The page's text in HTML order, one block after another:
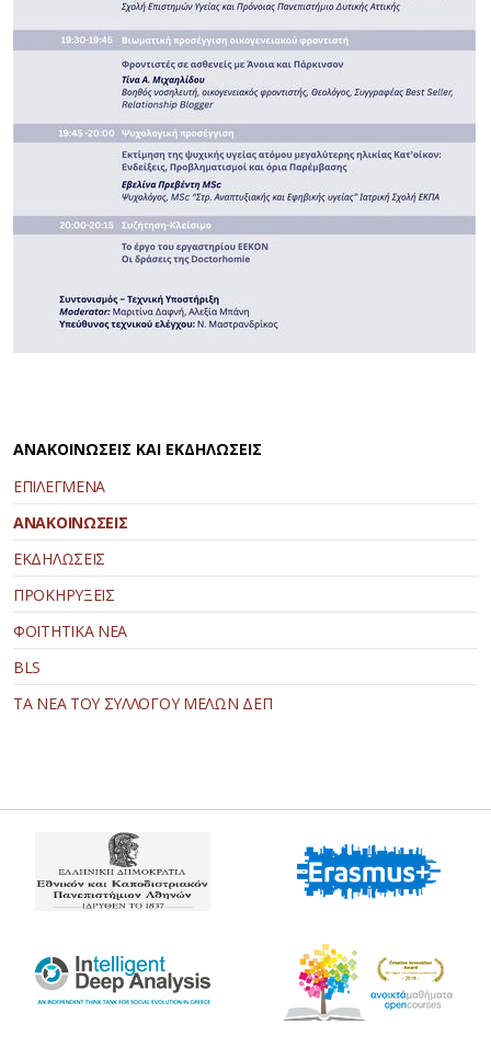
ΑΝΑΚΟΙΝΩΣΕΙΣ ΚΑΙ ΕΚΔΗΛΩΣΕΙΣ
ΕΠΙΛΕΓΜΕΝΑ
ΑΝΑΚΟΙΝΩΣΕΙΣ
ΕΚΔΗΛΩΣΕΙΣ
ΠΡΟΚΗΡΥΞΕΙΣ
ΦΟΙΤΗΤΙΚΑ ΝΕΑ
BLS
ΤΑ ΝΕΑ ΤΟΥ ΣΥΛΛΟΓΟΥ ΜΕΛΩΝ ΔΕΠ